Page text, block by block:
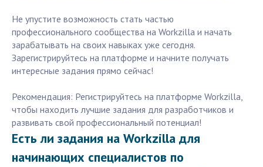
Не упустите возможность стать частью
профессионального сообщества на Workzilla и начать
зарабатывать на своих навыках уже сегодня.
Зарегистрируйтесь на платформе и начните получать
интересные задания прямо сейчас!
Рекомендация: Регистрируйтесь на платформе Workzilla,
чтобы находить лучшие задания для разработчиков и
развивать свой профессиональный потенциал!
Есть ли задания на Workzilla для
начинающих специалистов по